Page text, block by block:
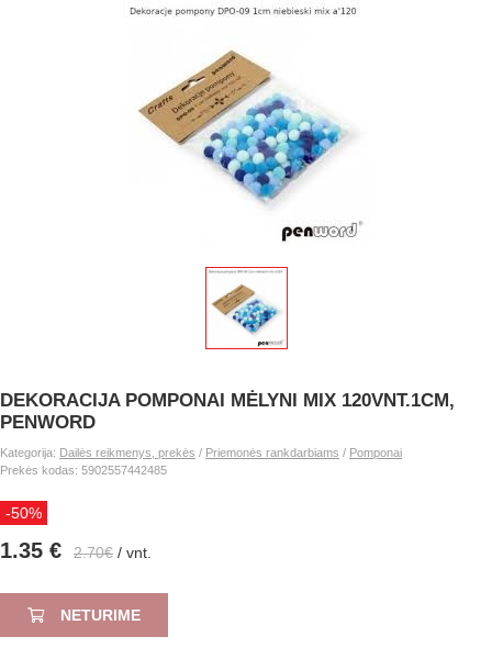
DEKORACIJA POMPONAI MĖLYNI MIX 120VNT.1CM,
PENWORD
Kategorija: Dailės reikmenys, prekės / Priemonės rankdarbiams / Pomponai
Prekės kodas: 5902557442485
-50%
1.35 € 2.70€ / vnt.
NETURIME